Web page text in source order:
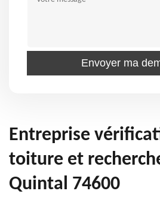
Entreprise
toiture et
Quintal 74600